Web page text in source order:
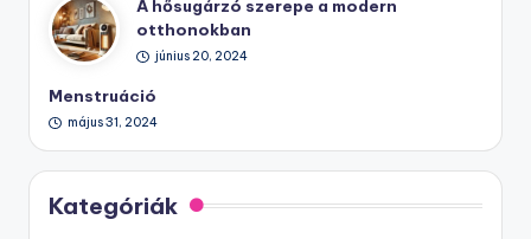
A hősugárzó szerepe a modern
otthonokban
június 20, 2024
Menstruáció
május 31, 2024
Kategóriák